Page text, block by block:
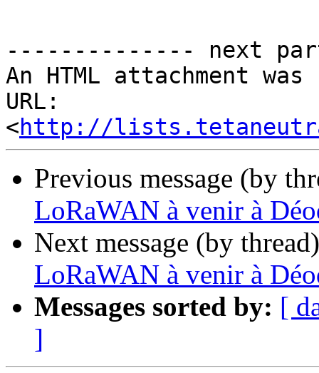
-------------- next
An HTML attachment
URL:
<http://
Previous message (by
LoRaWAN à venir à
Next message (by
LoRaWAN à venir à
Messages sorted by: [
]